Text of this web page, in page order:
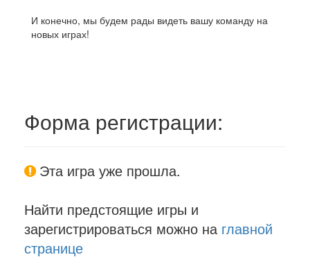
И конечно, мы будем рады видеть вашу команду на
новых играх!
Форма регистрации:
Эта игра уже прошла.
Найти предстоящие игры и
зарегистрироваться можно на главной
странице